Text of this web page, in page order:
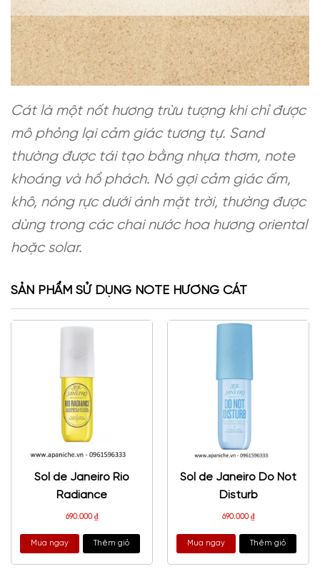
Cát là một nốt hương trừu tượng khi chỉ được
mô phỏng lại cảm giác tương tự. Sand
thường được tái tạo bằng nhựa thơm, note
khoáng và hổ phách. Nó gợi cảm giác ấm,
khô, nóng rực dưới ánh mặt trời, thường được
dùng trong các chai nước hoa hương oriental
hoặc solar.
SẢN PHẨM SỬ DỤNG NOTE HƯƠNG CÁT
Sol de Janeiro Rio
Radiance
690.000₫
Mua ngay Thêm giỏ
Sol de Janeiro Do Not
Disturb
690.000₫
Mua ngay Thêm giỏ